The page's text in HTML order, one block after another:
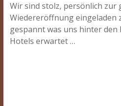
Wir sind stolz, persönlich zur
Wiedereröffnung eingeladen
gespannt was uns hinter den
Hotels erwartet …